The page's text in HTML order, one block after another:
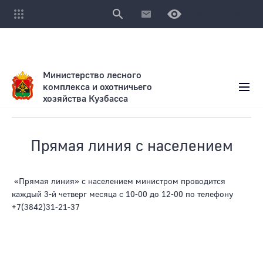
Министерство лесного
комплекса и охотничьего
хозяйства Кузбасса
Прямая линия с населением
«Прямая линия» с населением министром проводится
каждый 3-й четверг месяца с 10-00 до 12-00 по телефону
+7(3842)31-21-37
Обращения и прием граждан